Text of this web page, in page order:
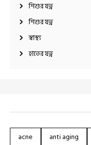
শিশুর যত্ন
শিশুর যত্ন
স্বাস্থ্য
হাতের যত্ন
acne anti aging